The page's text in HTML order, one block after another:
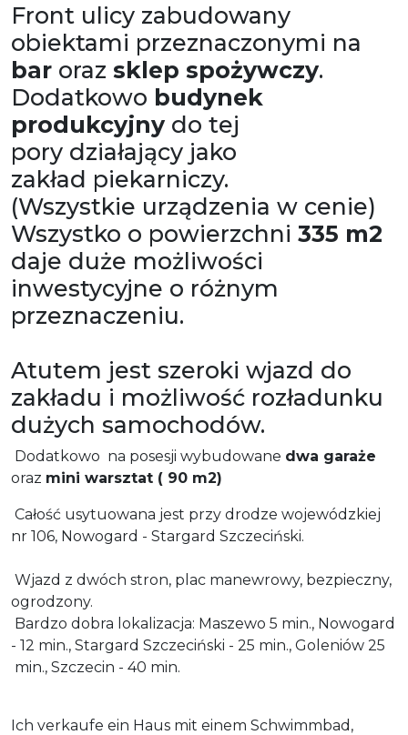
Front ulicy zabudowany
obiektami przeznaczonymi na
bar oraz sklep spożywczy.
Dodatkowo budynek
produkcyjny do tej
pory działający jako
zakład piekarniczy.
(Wszystkie urządzenia w cenie)
Wszystko o powierzchni 335 m2
daje duże możliwości
inwestycyjne o różnym
przeznaczeniu.
Atutem jest szeroki wjazd do
zakładu i możliwość rozładunku
dużych samochodów.
Dodatkowo na posesji wybudowane dwa garaże
oraz mini warsztat ( 90 m2)
Całość usytuowana jest przy drodze wojewódzkiej
nr 106, Nowogard - Stargard Szczeciński.
Wjazd z dwóch stron, plac manewrowy, bezpieczny,
ogrodzony.
Bardzo dobra lokalizacja: Maszewo 5 min., Nowogard
- 12 min., Stargard Szczeciński - 25 min., Goleniów 25
min., Szczecin - 40 min.
Ich verkaufe ein Haus mit einem Schwimmbad,